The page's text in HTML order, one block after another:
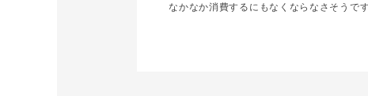
なかなか消費するにもなくならなさそうで